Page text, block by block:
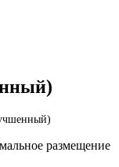
размещение